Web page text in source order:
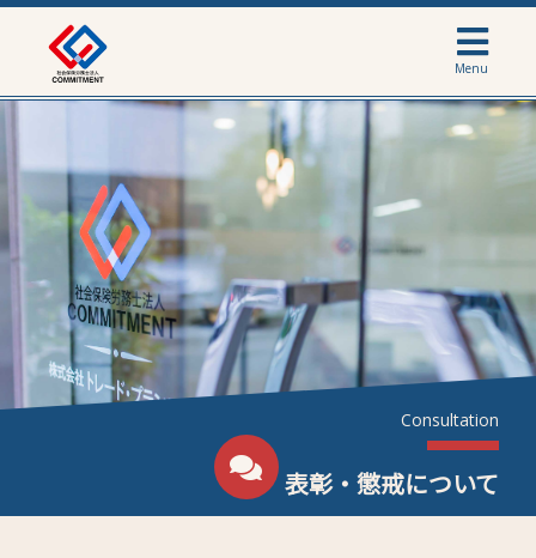
Menu
Consultation
表彰・懲戒について